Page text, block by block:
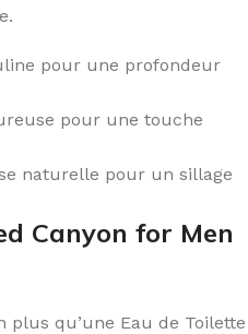
pour une profondeur
pour une touche
naturelle pour un sillage
Canyon for Men
plus qu’une Eau de Toilette